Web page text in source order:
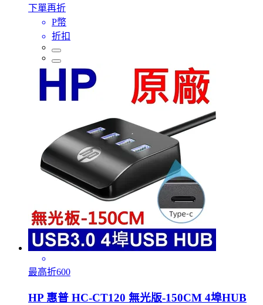
下單再折
P幣
折扣
最高折600
HP 惠普 HC-CT120 無光版-150CM 4埠HUB